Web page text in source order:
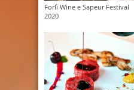
Forlì Wine e Sapeur Festival
2020